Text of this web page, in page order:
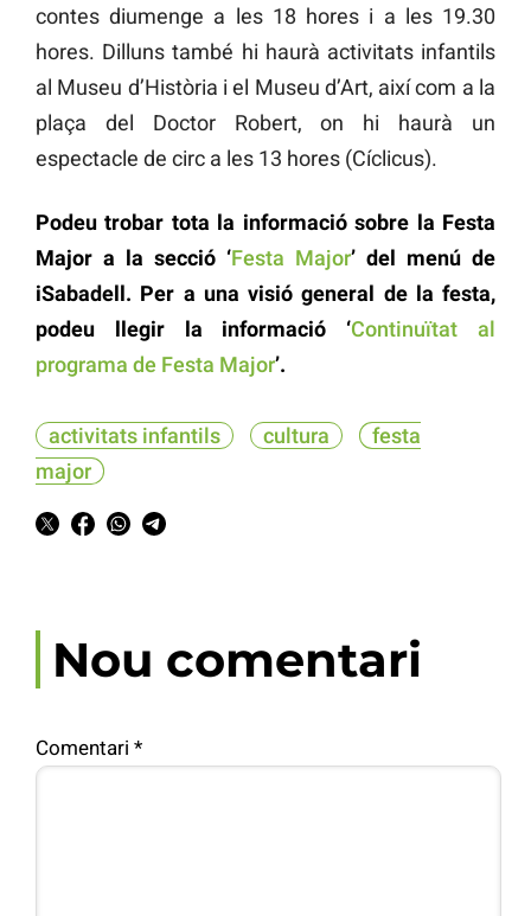
contes diumenge a les 18 hores i a les 19.30
hores. Dilluns també hi haurà activitats infantils
al Museu d’Història i el Museu d’Art, així com a la
plaça del Doctor Robert, on hi haurà un
espectacle de circ a les 13 hores (Cíclicus).
Podeu trobar tota la informació sobre la Festa
Major a la secció ‘Festa Major’ del menú de
iSabadell. Per a una visió general de la festa,
podeu llegir la informació ‘Continuïtat al
programa de Festa Major’.
activitats infantils cultura
festa
major
Nou comentari
Comentari *